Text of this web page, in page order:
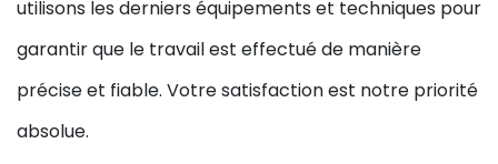
utilisons les derniers équipements et techniques pour
garantir que le travail est effectué de manière
précise et fiable. Votre satisfaction est notre priorité
absolue.